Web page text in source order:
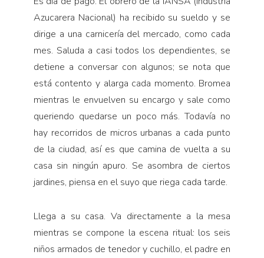
Azu­carera Nacional) ha recibido su sueldo y se
dirige a una carnicería del mercado, como cada
mes. Saluda a casi todos los dependientes, se
detiene a conversar con algunos; se nota que
está contento y alarga cada momento. Bromea
mientras le envuelven su encargo y sale como
queriendo quedarse un poco más. Toda­vía no
hay recorridos de micros urbanas a cada punto
de la ciudad, así es que camina de vuelta a su
casa sin ningún apuro. Se asombra de ciertos
jardines, piensa en el suyo que riega cada tarde.
Llega a su casa. Va directamente a la mesa
mien­tras se compone la escena ritual: los seis
niños arma­dos de tenedor y cuchillo, el padre en